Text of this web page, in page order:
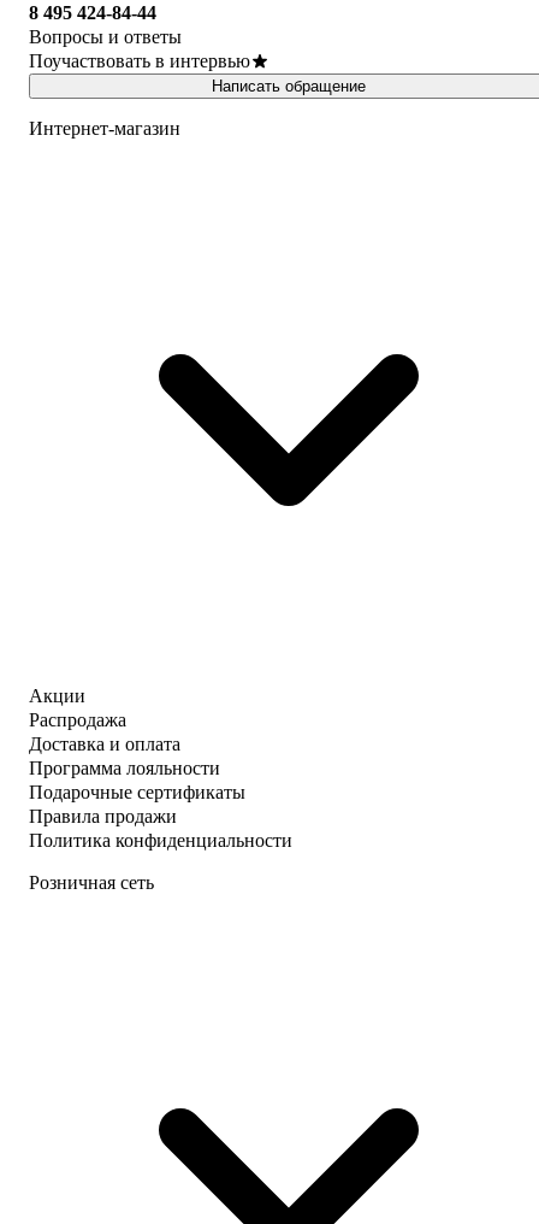
8 495 424-84-44
Вопросы и ответы
Поучаствовать в интервью
Написать обращение
Интернет-магазин
Акции
Распродажа
Доставка и оплата
Программа лояльности
Подарочные сертификаты
Правила продажи
Политика конфиденциальности
Розничная сеть